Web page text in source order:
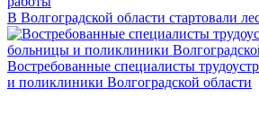
В Волгоградской области стартовали
Востребованные специалисты
и поликлиники Волгоградской области